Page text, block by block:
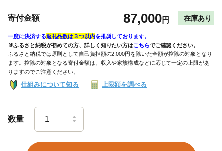
寄付金額 87,000円 在庫あり
一度に決済する返礼品数は３つ以内を推奨しております。
🔰ふるさと納税が初めての方、詳しく知りたい方はこちらでご確認ください。
ふるさと納税では原則として自己負担額の2,000円を除いた全額が控除の対象となり
ます。控除の対象となる寄付金額は、収入や家族構成などに応じて一定の上限があ
りますのでご注意ください。
仕組みについて知る 上限額を調べる
数量